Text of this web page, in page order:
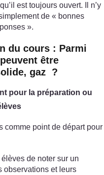
est toujours ouvert. Il n’y
de « bonnes
».
du cours : Parmi
être
gaz ?
pour la préparation ou
comme point de départ pour
de noter sur un
observations et leurs